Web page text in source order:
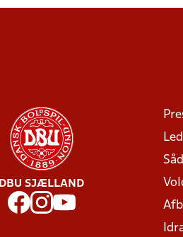
DBU SJÆLLAND